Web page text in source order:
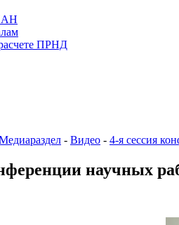
ПРНД
- Видео - 4-я сессия
научных